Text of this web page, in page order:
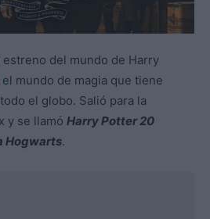
del mundo de Harry
el mundo de magia que tiene
el globo. Salió para la
y se llamó Harry Potter 20
Hogwarts.